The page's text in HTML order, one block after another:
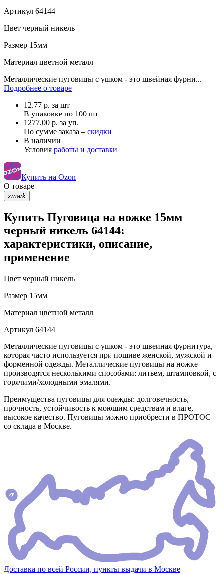
Артикул 64144
Цвет черный никель
Размер 15мм
Материал цветной металл
Металлические пуговицы с ушком - это швейная фурни...
Подробнее о товаре
12.77 р. за шт
В упаковке по 100 шт
1277.00 р. за уп.
По сумме заказа – скидки
В наличии
Условия работы и доставки
Купить на Ozon
О товаре
xmark
Купить Пуговица на ножке 15мм
черный никель 64144:
характеристики, описание,
применение
Цвет черный никель
Размер 15мм
Материал цветной металл
Артикул 64144
Металлические пуговицы с ушком - это швейная фурнитура,
которая часто используется при пошиве женской, мужской и
форменной одежды. Металлические пуговицы на ножке
производятся несколькими способами: литьем, штамповкой, с
горячими/холодными эмалями.
Преимущества пуговицы для одежды: долговечность,
прочность, устойчивость к моющим средствам и влаге,
высокое качество. Пуговицы можно приобрести в ПРОТОС
со склада в Москве.
Доставка по всей России, пункты выдачи в Москве